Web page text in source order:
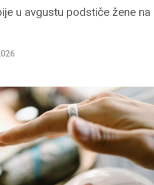
u avgustu podstiče žene